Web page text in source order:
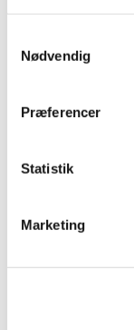
Nødvendig
Præferencer
Statistik
Marketing